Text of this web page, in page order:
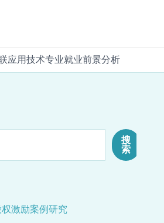
应用技术专业就业前景分析
搜
索
激励案例研究